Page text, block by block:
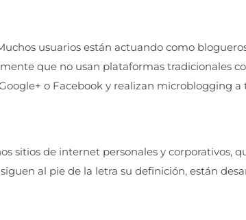
usuarios están actuando como
que no usan plataformas tradicionales
o Facebook y realizan microblogging a
sitios de internet personales y corporativos,
al pie de la letra su definición, están